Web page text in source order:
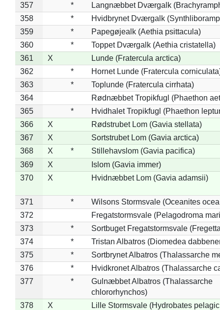
357
*
Langnæbbet Dværgalk
358
*
Hvidbrynet Dværgalk
359
*
Papegøjealk (Aethia psittacula)
360
*
Toppet Dværgalk (Aethia cristatella)
361
X
Lunde (Fratercula arctica)
362
*
Hornet Lunde (Fratercula
363
*
Toplunde (Fratercula cirrhata)
364
Rødnæbbet Tropikfugl (Phaethon
365
*
Hvidhalet Tropikfugl (Phaethon
366
X
Rødstrubet Lom (Gavia stellata)
367
X
Sortstrubet Lom (Gavia arctica)
368
X *
Stillehavslom (Gavia pacifica)
369
X
Islom (Gavia immer)
370
X Hvidnæbbet Lom (Gavia adamsii)
371 *
Wilsons Stormsvale (Oceanites
372
Fregatstormsvale (Pelagodroma
373
*
Sortbuget Fregatstormsvale
374
*
Tristan Albatros (Diomedea
375
*
Sortbrynet Albatros (Thalassarche
376
*
Hvidkronet Albatros (Thalassarche
377
*
Gulnæbbet Albatros (Thalassarche
chlororhynchos)
378
X
Lille Stormsvale (Hydrobates